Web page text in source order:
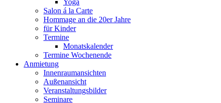
Yoga
Salon á la Carte
Hommage an die 20er Jahre
für Kinder
Termine
Monatskalender
Termine Wochenende
Anmietung
Innenraumansichten
Außenansicht
Veranstaltungsbilder
Seminare